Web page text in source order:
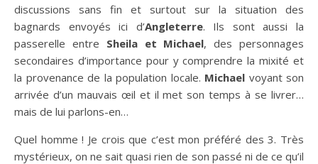
discussions sans fin et surtout sur la situation des
bagnards envoyés ici d’Angleterre. Ils sont aussi la
passerelle entre Sheila et Michael, des personnages
secondaires d’importance pour y comprendre la mixité et
la provenance de la population locale. Michael voyant son
arrivée d’un mauvais œil et il met son temps à se livrer…
mais de lui parlons-en…
Quel homme ! Je crois que c’est mon préféré des 3. Très
mystérieux, on ne sait quasi rien de son passé ni de ce qu’il